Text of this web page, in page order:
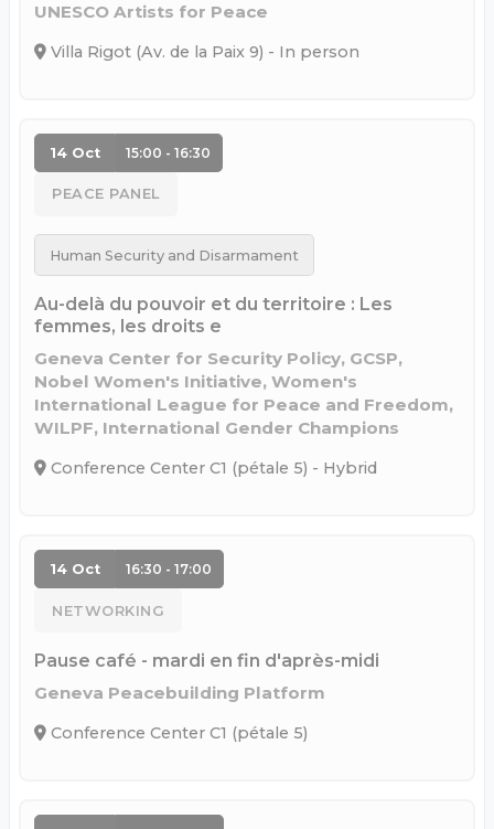
UNESCO Artists for Peace
Villa Rigot (Av. de la Paix 9) - In person
14 Oct 15:00 - 16:30
PEACE PANEL
Human Security and Disarmament
Au-delà du pouvoir et du territoire : Les
femmes, les droits e
Geneva Center for Security Policy, GCSP,
Nobel Women's Initiative, Women's
International League for Peace and Freedom,
WILPF, International Gender Champions
Conference Center C1 (pétale 5) - Hybrid
14 Oct 16:30 - 17:00
NETWORKING
Pause café - mardi en fin d'après-midi
Geneva Peacebuilding Platform
Conference Center C1 (pétale 5)